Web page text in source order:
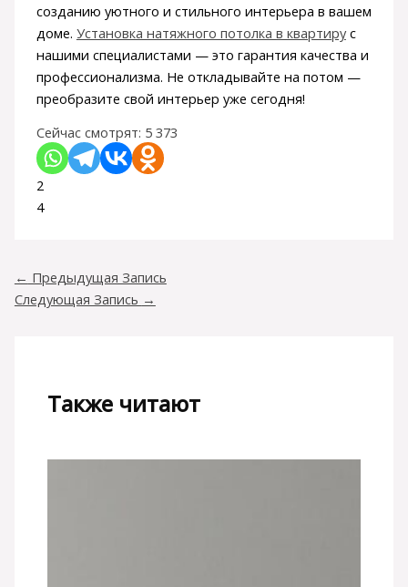
созданию уютного и стильного интерьера в вашем
доме. Установка натяжного потолка в квартирус
нашими специалистами — это гарантия качества и
профессионализма. Не откладывайте на потом —
преобразите свой интерьер уже сегодня!
Сейчас смотрят: 5 373
2
4
← Предыдущая Запись
Следующая Запись →
Также читают